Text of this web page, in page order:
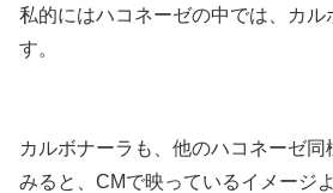
私的にはハコネーゼの中では、カ
す。
カルボナーラも、他のハコネーゼ同
みると、CMで映っているイメージ